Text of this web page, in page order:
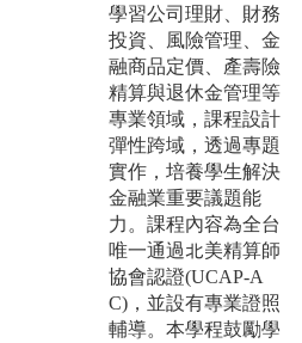
學習公司理財、財務
投資、風險管理、金
融商品定價、產壽險
精算與退休金管理等
專業領域，課程設計
彈性跨域，透過專題
實作，培養學生解決
金融業重要議題能
力。課程內容為全台
唯一通過北美精算師
協會認證(UCAP-A
C)，並設有專業證照
輔導。本學程鼓勵學